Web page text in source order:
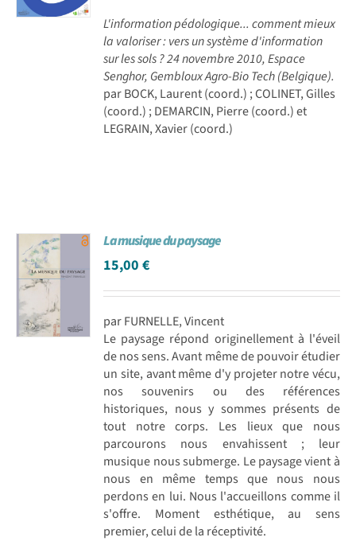
L'information pédologique... comment mieux
la valoriser : vers un système d'information
sur les sols ? 24 novembre 2010, Espace
Senghor, Gembloux Agro-Bio Tech (Belgique).
par BOCK, Laurent (coord.) ; COLINET, Gilles
(coord.) ; DEMARCIN, Pierre (coord.) et
LEGRAIN, Xavier (coord.)
La musique du paysage
15,00€
par FURNELLE, Vincent
Le paysage répond originellement à l'éveil
de nos sens. Avant même de pouvoir étudier
un site, avant même d'y projeter notre vécu,
nos souvenirs ou des références
historiques, nous y sommes présents de
tout notre corps. Les lieux que nous
parcourons nous envahissent ; leur
musique nous submerge. Le paysage vient à
nous en même temps que nous nous
perdons en lui. Nous l'accueillons comme il
s'offre. Moment esthétique, au sens
premier, celui de la réceptivité.